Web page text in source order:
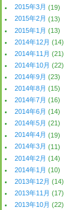
2015年3月 (19)
2015年2月 (13)
2015年1月 (13)
2014年12月 (14)
2014年11月 (21)
2014年10月 (22)
2014年9月 (23)
2014年8月 (15)
2014年7月 (16)
2014年6月 (14)
2014年5月 (21)
2014年4月 (19)
2014年3月 (11)
2014年2月 (14)
2014年1月 (10)
2013年12月 (14)
2013年11月 (17)
2013年10月 (22)